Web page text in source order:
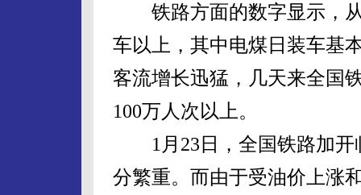
铁路方面的数字显示，从
车以上，其中电煤日装车基
客流增长迅猛，几天来全国
100万人次以上。
1月23日，全国铁路加开
分繁重。而由于受油价上涨